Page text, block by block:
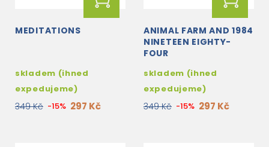
MEDITATIONS
skladem (ihned
expedujeme)
349 Kč -15% 297 Kč
ANIMAL FARM AND 1984
NINETEEN EIGHTY-
FOUR
skladem (ihned
expedujeme)
349 Kč -15% 297 Kč